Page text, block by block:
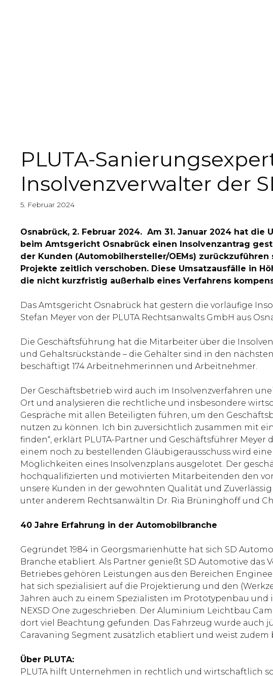
PLUTA-
Insolvenzverwalter der
5. Februar 2024
Osnabrück, 2. Februar 2024. Am 31. Januar 2024 hat
beim Amtsgericht Osnabrück einen Insolvenzantrag
der Kunden (Automobilhersteller/OEMs)
Projekte zeitlich verschoben. Diese Umsatzausfälle in
die nicht kurzfristig außerhalb eines Verfahrens
Das Amtsgericht Osnabrück hat gestern die vorläufige
Stefan Meyer von der PLUTA Rechtsanwalts GmbH aus
Die Geschäftsführung hat die Mitarbeiter über die
und Gehaltsrückstände – die Gehälter sind in den
beschäftigt 174 Arbeitnehmerinnen und Arbeitnehmer.
Der Geschäftsbetrieb wird auch im Insolvenzverfahren
Ort und analysieren die rechtliche und insbesondere
Gespräche mit allen Beteiligten führen, um den
nutzen zu können. Ich bin zuversichtlich zusammen mit
finden“, erklärt PLUTA-Partner und Geschäftsführer
einem noch zu bestellenden Gläubigerausschuss wird
Möglichkeiten eines Insolvenzplans ausgelotet. Der
hochqualifizierten und motivierten Mitarbeitenden den
unsere Kunden in der gewohnten Qualität und
unter anderem Rechtsanwältin Dr. Ria Brüninghoff und
40 Jahre Erfahrung in der Automobilbranche
Gegründet 1984 in Georgsmarienhütte hat sich SD
Branche etabliert. Als Partner genießt SD Automotive
Betriebes gehören Leistungen aus den Bereichen
hat sich spezialisiert auf die Projektierung und den
Jahren auch zu einem Spezialisten im Prototypenbau
NEXSD One zugeschrieben. Der Aluminium Leichtbau
dort viel Beachtung gefunden. Das Fahrzeug wurde auch
Caravaning Segment zusätzlich etabliert und weist
Über PLUTA:
PLUTA hilft Unternehmen in rechtlich und wirtschaftlich